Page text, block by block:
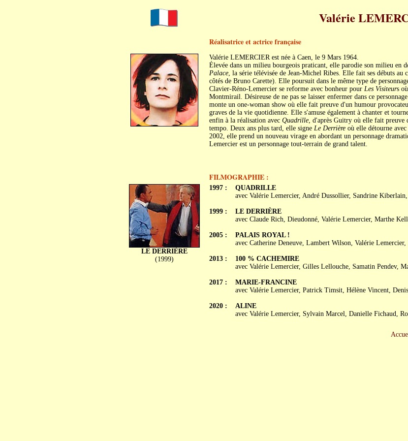
Valérie
Réalisatrice et actrice française
Valérie LEMERCIER est née à Caen, le 9 Mars 1964.
Élevée dans un milieu bourgeois praticant, elle parodie son milieu en
Palace, la série télévisée de Jean-Michel Ribes. Elle fait ses débuts au
côtés de Bruno Carette). Elle poursuit dans le même type de
Clavier-Réno-Lemercier se reforme avec bonheur pour Les Visiteurs
Montmirail. Désireuse de ne pas se laisser enfermer dans ce
monte un one-woman show où elle fait preuve d'un humour
graves de la vie quotidienne. Elle s'amuse également à chanter et
enfin à la réalisation avec Quadrille, d'après Guitry où elle fait preuve
tempo. Deux ans plus tard, elle signe Le Derrièreoù elle détourne
2002, elle prend un nouveau virage en abordant un personnage
Lemercier est un personnage tout-terrain de grand talent.
FILMOGRAPHIE :
LE DERRIÈRE
(1999)
1997 :
1999 :
2005 :
2013 :
2017 :
2020 :
QUADRILLE
avec Valérie Lemercier, André Dussollier, Sandrine
LE DERRIÈRE
avec Claude Rich, Dieudonné, Valérie Lemercier, Marthe
PALAIS ROYAL !
avec Catherine Deneuve, Lambert Wilson, Valérie
100 % CACHEMIRE
avec Valérie Lemercier, Gilles Lellouche, Samatin Pendev,
MARIE-FRANCINE
avec Valérie Lemercier, Patrick Timsit, Hélène Vincent,
ALINE
avec Valérie Lemercier, Sylvain Marcel, Danielle Fichaud,